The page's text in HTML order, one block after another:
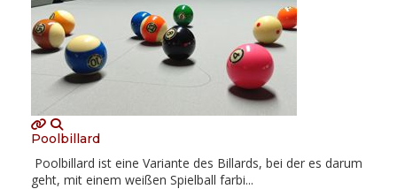
Poolbillard
Poolbillard ist eine Variante des Billards, bei der es darum
geht, mit einem weißen Spielball farbi...